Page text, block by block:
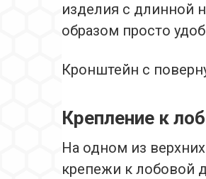
изделия с длинной
образом просто
Кронштейн с
Крепление к
На одном из
крепежи к лобовой